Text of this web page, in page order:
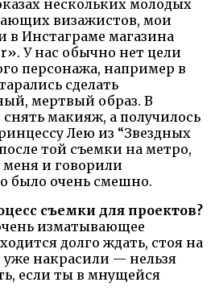
нескольких молодых
визажистов, мои
в Инстаграме магазина
У нас обычно нет цели
персонажа, например в
сделать
мертвый образ. В
макияж, а получилось
Лею из “Звездных
той съемки на метро,
и говорили
было очень смешно.
съемки для проектов?
изматывающее
долго ждать, стоя на
уже накрасили — нельзя
если ты в мнущейся